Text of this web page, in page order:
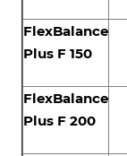
FlexBalance
Plus F 150
FlexBalance
Plus F 200